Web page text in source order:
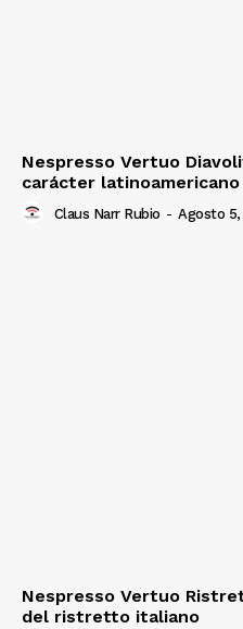
Nespresso Vertuo
carácter latinoamericano
Claus Narr Rubio - Agosto
Nespresso Vertuo
del ristretto italiano